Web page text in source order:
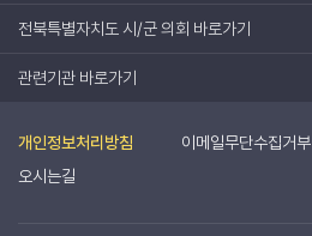
전북특별자치도 시/군 의회 바로가기
관련기관 바로가기
개인정보처리방침 이메일무단수집거부
오시는길